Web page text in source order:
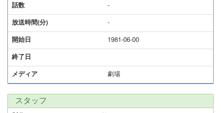
話数 -
放送時間(分) -
開始日 1981-06-00
終了日
メディア 劇場
スタッフ